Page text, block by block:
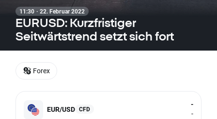
11:30 · 22. Februar 2022
EURUSD: Kurzfristiger
Seitwärtstrend setzt sich fort
EUR/USD CFD
-
-
Forex